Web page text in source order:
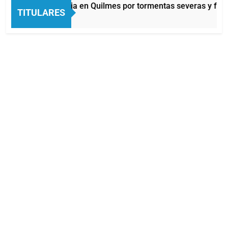
TITULARES
Alerta naranja en Quilmes por tormentas severas y
10 Horas Atrás